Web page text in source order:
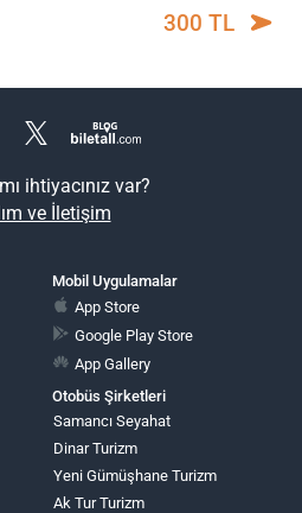
300 TL
ihtiyacınız var?
ve İletişim
Mobil Uygulamalar
App Store
Google Play Store
App Gallery
Otobüs Şirketleri
Samancı Seyahat
Dinar Turizm
Yeni Gümüşhane Turizm
Ak Tur Turizm